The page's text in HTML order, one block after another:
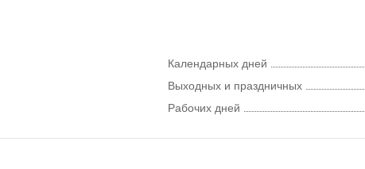
Календарных дней
Выходных и праздничных
Рабочих дней